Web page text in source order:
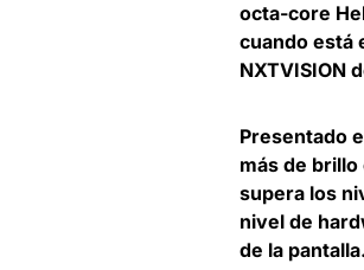
octa-core
cuando está
NXTVISION
Presentado
más de
supera los
nivel de
de la pantalla.